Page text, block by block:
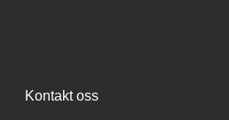
Kontakt oss